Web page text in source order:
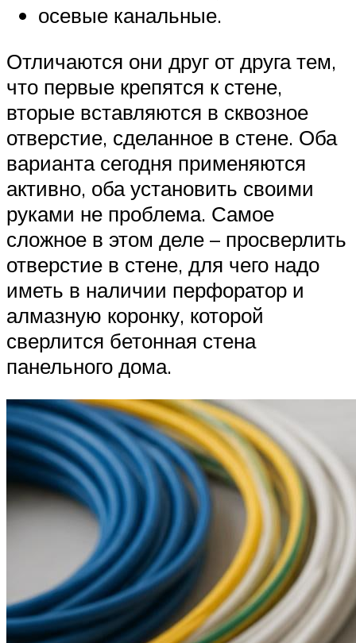
осевые канальные.
Отличаются они друг от друга тем,
что первые крепятся к стене,
вторые вставляются в сквозное
отверстие, сделанное в стене. Оба
варианта сегодня применяются
активно, оба установить своими
руками не проблема. Самое
сложное в этом деле – просверлить
отверстие в стене, для чего надо
иметь в наличии перфоратор и
алмазную коронку, которой
сверлится бетонная стена
панельного дома.